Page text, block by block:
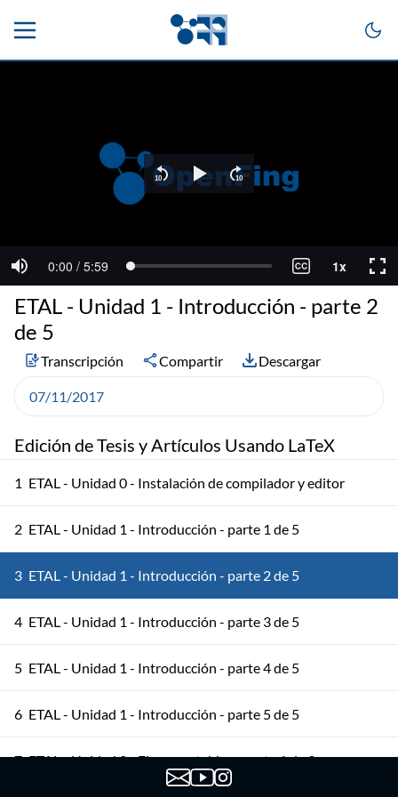
Edición de Tesis y Artículos Usando LaTeX
1 ETAL - Unidad 0 - Instalación de compilador y editor
2 ETAL - Unidad 1 - Introducción - parte 1 de 5
3 ETAL - Unidad 1 - Introducción - parte 2 de 5
4 ETAL - Unidad 1 - Introducción - parte 3 de 5
5 ETAL - Unidad 1 - Introducción - parte 4 de 5
6 ETAL - Unidad 1 - Introducción - parte 5 de 5
7 ETAL - Unidad 2 - Figuras y tablas - parte 1 de 3
ETAL - Unidad 1 - Introducción - parte 2
de 5
Transcripción Compartir Descargar
07/11/2017